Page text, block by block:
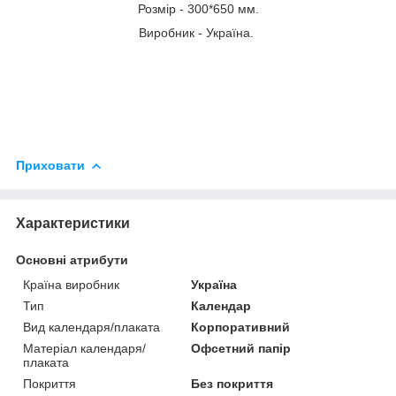
Розмір - 300*650 мм.
Виробник - Україна.
Приховати
Характеристики
Основні атрибути
Країна виробник
Україна
Тип
Календар
Вид календаря/плаката
Корпоративний
Матеріал календаря/
плаката
Офсетний папір
Покриття
Без покриття